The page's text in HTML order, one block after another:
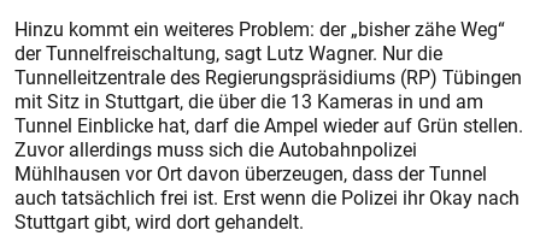
Hinzu kommt ein weiteres Problem: der „bisher zähe Weg“
der Tunnelfreischaltung, sagt Lutz Wagner. Nur die
Tunnelleitzentrale des Regierungspräsidiums (RP) Tübingen
mit Sitz in Stuttgart, die über die 13 Kameras in und am
Tunnel Einblicke hat, darf die Ampel wieder auf Grün stellen.
Zuvor allerdings muss sich die Autobahnpolizei
Mühlhausen vor Ort davon überzeugen, dass der Tunnel
auch tatsächlich frei ist. Erst wenn die Polizei ihr Okay nach
Stuttgart gibt, wird dort gehandelt.